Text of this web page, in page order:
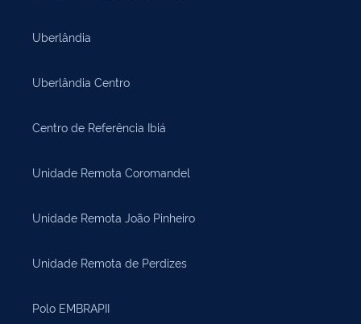
Uberlândia
Uberlândia Centro
Centro de Referência Ibiá
Unidade Remota Coromandel
Unidade Remota João Pinheiro
Unidade Remota de Perdizes
Polo EMBRAPII